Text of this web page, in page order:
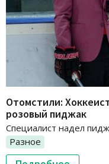
Отомстили:
розовый пиджак
Специалист надел
Разное